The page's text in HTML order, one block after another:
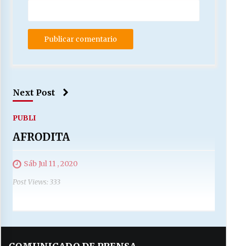
Next Post
PUBLI
AFRODITA
Sáb Jul 11 , 2020
Post Views: 333